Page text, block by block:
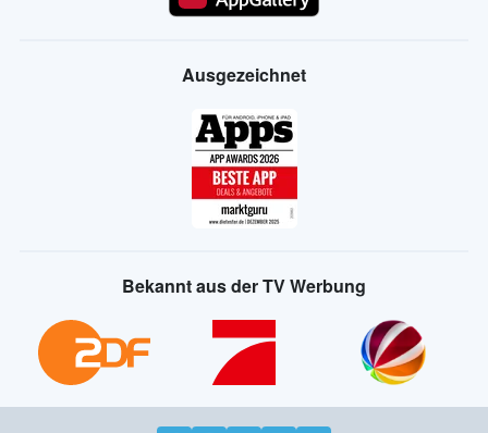
Ausgezeichnet
Bekannt aus der TV Werbung